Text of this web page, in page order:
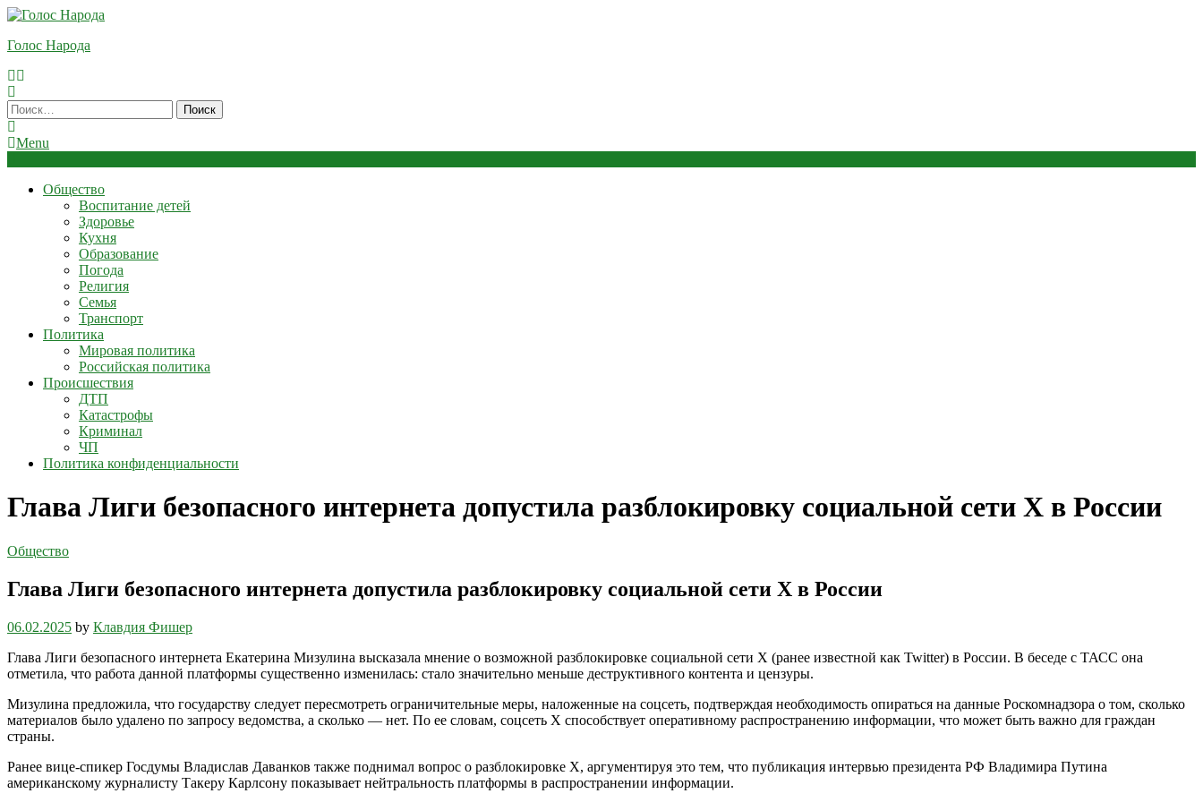
Skip
Content
Голос Народа
Найти:
Menu
Общество
Воспитание детей
Здоровье
Кухня
Образование
Погода
Религия
Семья
Транспорт
Политика
Мировая политика
Российская политика
Происшествия
ДТП
Катастрофы
Криминал
ЧП
Политика конфиденциальности
Глава Лиги безопасного интернета допустила разблокировку социальной сети X в России
Общество
Глава Лиги безопасного интернета допустила разблокировку социальной сети X в России
06.02.2025 by Клавдия Фишер
Глава Лиги безопасного интернета Екатерина Мизулина высказала мнение о возможной разблокировке социальной сети X (ранее известной как Twitter) в России. В беседе с ТАСС она
отметила, что работа данной платформы существенно изменилась: стало значительно меньше деструктивного контента и цензуры.
Мизулина предложила, что государству следует пересмотреть ограничительные меры, наложенные на соцсеть, подтверждая необходимость опираться на данные Роскомнадзора о том, сколько
материалов было удалено по запросу ведомства, а сколько — нет. По ее словам, соцсеть X способствует оперативному распространению информации, что может быть важно для граждан
страны.
Ранее вице-спикер Госдумы Владислав Даванков также поднимал вопрос о разблокировке X, аргументируя это тем, что публикация интервью президента РФ Владимира Путина
американскому журналисту Такеру Карлсону показывает нейтральность платформы в распространении информации.